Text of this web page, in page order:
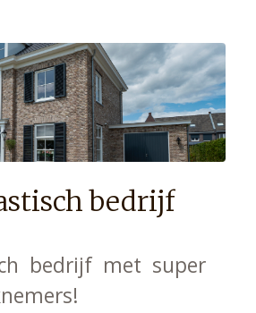
bedrijf
bedrijf met super